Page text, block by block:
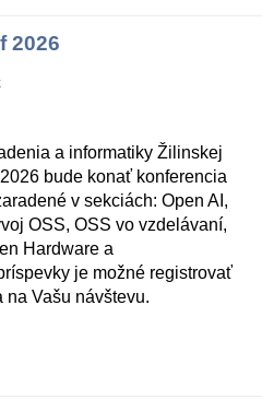
2026
a informatiky Žilinskej
bude konať konferencia
v sekciách: Open AI,
OSS, OSS vo vzdelávaní,
Hardware a
je možné registrovať
na Vašu návštevu.